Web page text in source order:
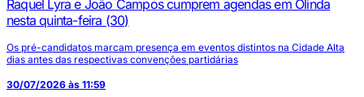
Raquel Lyra e João Campos cumprem agendas em Olinda
nesta quinta-feira (30)
Os pré-candidatos marcam presença em eventos distintos na Cidade Alta
dias antes das respectivas convenções partidárias
30/07/2026 às 11:59